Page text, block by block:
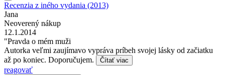
Recenzia z iného vydania (2013)
Jana
Neoverený nákup
12.1.2014
"Pravda o mém muži
Autorka veľmi zaujímavo vypráva príbeh svojej lásky od začiatku
až po koniec. Doporučujem.
Čítať viac
reagovať